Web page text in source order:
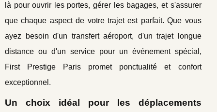
là pour ouvrir les portes, gérer les bagages, et s'assurer
que chaque aspect de votre trajet est parfait. Que vous
ayez besoin d'un transfert aéroport, d'un trajet longue
distance ou d'un service pour un événement spécial,
First Prestige Paris promet ponctualité et confort
exceptionnel.
Un choix idéal pour les déplacements